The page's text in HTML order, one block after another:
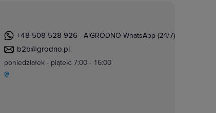
+48 508 528 926 - AiGRODNO WhatsApp (24/7)
b2b@grodno.pl
poniedziałek - piątek: 7:00 - 16:00